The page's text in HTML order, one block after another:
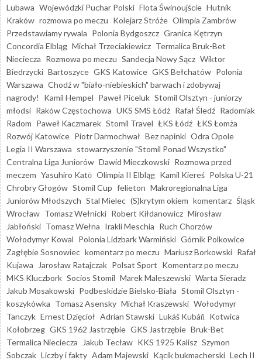
Lubawa Wojewódzki Puchar Polski Flota Świnoujście Hutnik
Kraków rozmowa po meczu Kolejarz Stróże Olimpia Zambrów
Przedstawiamy rywala Polonia Bydgoszcz Granica Kętrzyn
Concordia Elbląg Michał Trzeciakiewicz Termalica Bruk-Bet
Nieciecza Rozmowa po meczu Sandecja Nowy Sącz Wiktor
Biedrzycki Bartoszyce GKS Katowice GKS Bełchatów Polonia
Warszawa Chodź w "biało-niebieskich" barwach i zdobywaj
nagrody!
Kamil Hempel Paweł Piceluk Stomil Olsztyn - juniorzy
młodsi Raków Częstochowa UKS SMS Łódź Rafał Śledź Radomiak
Radom Paweł Kaczmarek Stomil Travel ŁKS Łódź ŁKS Łomża
Rozwój Katowice Piotr Darmochwał Bez napinki Odra Opole
Legia II Warszawa stowarzyszenie "Stomil Ponad Wszystko"
Centralna Liga Juniorów Dawid Mieczkowski Rozmowa przed
meczem Yasuhiro Katō Olimpia II Elbląg Kamil Kiereś Polska U-21
Chrobry Głogów Stomil Cup felieton Makroregionalna Liga
Juniorów Młodszych Stal Mielec (S)krytym okiem komentarz Śląsk
Wrocław Tomasz Wełnicki Robert Kiłdanowicz Mirosław
Jabłoński Tomasz Wełna Irakli Meschia Ruch Chorzów
Wołodymyr Kowal Polonia Lidzbark Warmiński Górnik Polkowice
Zagłębie Sosnowiec komentarz po meczu Mariusz Borkowski Rafał
Kujawa
Jarosław Ratajczak Polsat Sport Komentarz po meczu
MKS Kluczbork Socios Stomil Marek Maleszewski Warta Sieradz
Jakub Mosakowski Podbeskidzie Bielsko-Biała Stomil Olsztyn -
koszykówka Tomasz Asensky Michał Kraszewski Wołodymyr
Tanczyk Ernest Dzięcioł Adrian Stawski Lukáš Kubáň Kotwica
Kołobrzeg GKS 1962 Jastrzębie GKS Jastrzębie Bruk-Bet
Termalica Nieciecza
Jakub Tecław KKS 1925 Kalisz Szymon
Sobczak Liczby i fakty Adam Majewski Kącik bukmacherski Lech II